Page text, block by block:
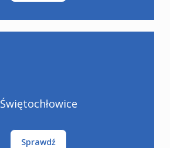
Świętochłowice
Sprawdź